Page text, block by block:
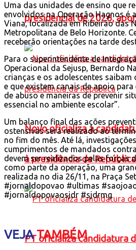
presidencial de 2026,
Novo oficializa a
à presidência da República
PT oficializa candidatura
Uma das unidades de ensino que
envolvidos na Operação Hagnos é
Viana, localizada em Ribeirão das
Metropolitana de Belo Horizonte.
receberão orientações na tarde
Para o superintendente de
Operacional da Sejusp, Bernardo
crianças e os adolescentes
e que existem canais de apoio para
de abuso e maneiras de prevenir
essencial no ambiente escolar”.
Um balanço final das ações
ostensivas será realizado ao
no fim do mês. Até lá,
cumprimentos de mandados
devem ser realizados pelas forças
como parte da operação, uma
realizada no dia 26/11, na Praça
#jornaldopovao #ultimas
#jornaldopovaosjdr #sjdrmg
VEJATAMBÉM